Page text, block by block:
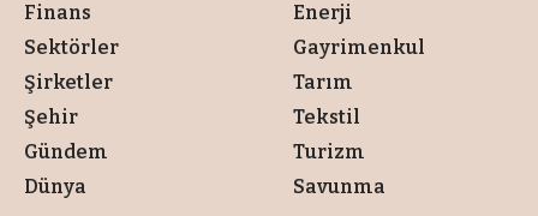
Finans
Sektörler
Şirketler
Şehir
Gündem
Dünya
Enerji
Gayrimenkul
Tarım
Tekstil
Turizm
Savunma